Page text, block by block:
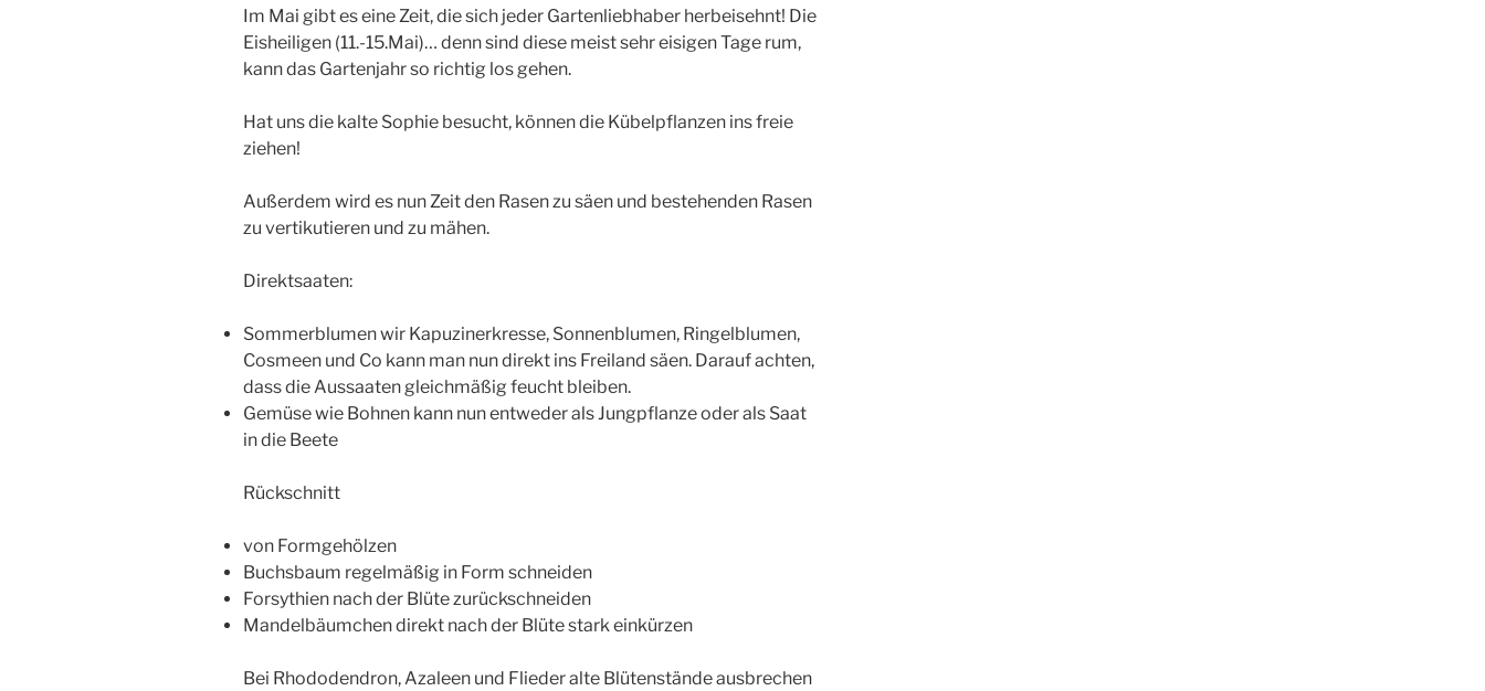
Im Mai gibt es eine Zeit, die sich jeder Gartenliebhaber herbeisehnt! Die
Eisheiligen (11.-15.Mai)… denn sind diese meist sehr eisigen Tage rum,
kann das Gartenjahr so richtig los gehen.
Hat uns die kalte Sophie besucht, können die Kübelpflanzen ins freie
ziehen!
Außerdem wird es nun Zeit den Rasen zu säen und bestehenden Rasen
zu vertikutieren und zu mähen.
Direktsaaten:
Sommerblumen wir Kapuzinerkresse, Sonnenblumen, Ringelblumen,
Cosmeen und Co kann man nun direkt ins Freiland säen. Darauf achten,
dass die Aussaaten gleichmäßig feucht bleiben.
Gemüse wie Bohnen kann nun entweder als Jungpflanze oder als Saat
in die Beete
Rückschnitt
von Formgehölzen
Buchsbaum regelmäßig in Form schneiden
Forsythien nach der Blüte zurückschneiden
Mandelbäumchen direkt nach der Blüte stark einkürzen
Bei Rhododendron, Azaleen und Flieder alte Blütenstände ausbrechen